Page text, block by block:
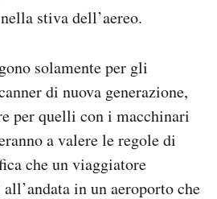
stiva dell’aereo.
solamente per gli
di nuova generazione,
per quelli con i macchinari
a valere le regole di
che un viaggiatore
in un aeroporto che